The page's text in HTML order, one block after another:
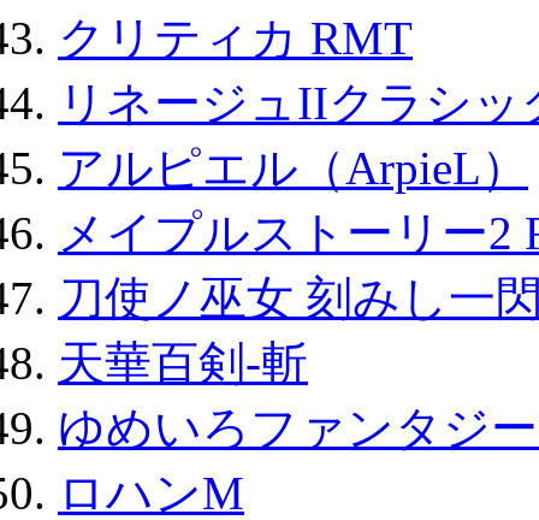
クリティカ RMT
リネージュIIクラシ
アルピエル（ArpieL）
メイプルストーリー2
刀使ノ巫女 刻みし一
天華百剣-斬
ゆめいろファンタジ
ロハンM